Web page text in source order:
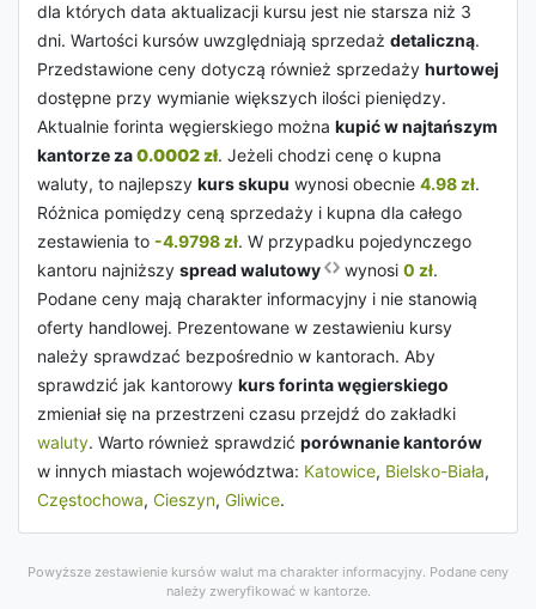
dla których data aktualizacji kursu jest nie starsza niż 3
dni. Wartości kursów uwzględniają sprzedaż detaliczną.
Przedstawione ceny dotyczą również sprzedaży hurtowej
dostępne przy wymianie większych ilości pieniędzy.
Aktualnie forinta węgierskiego można kupić w najtańszym
kantorze za0.0002 zł. Jeżeli chodzi cenę o kupna
waluty, to najlepszy kurs skupu wynosi obecnie 4.98 zł.
Różnica pomiędzy ceną sprzedaży i kupna dla całego
zestawienia to -4.9798 zł. W przypadku pojedynczego
kantoru najniższy spread walutowy wynosi 0 zł.
Podane ceny mają charakter informacyjny i nie stanowią
oferty handlowej. Prezentowane w zestawieniu kursy
należy sprawdzać bezpośrednio w kantorach. Aby
sprawdzić jak kantorowy kurs forinta węgierskiego
zmieniał się na przestrzeni czasu przejdź do zakładki
waluty. Warto również sprawdzić porównanie kantorów
w innych miastach województwa: Katowice, Bielsko-Biała,
Częstochowa, Cieszyn, Gliwice.
Powyższe zestawienie kursów walut ma charakter informacyjny. Podane ceny
należy zweryfikować w kantorze.